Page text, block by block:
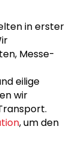
in erster
Messe-
eilige
wir
, um den